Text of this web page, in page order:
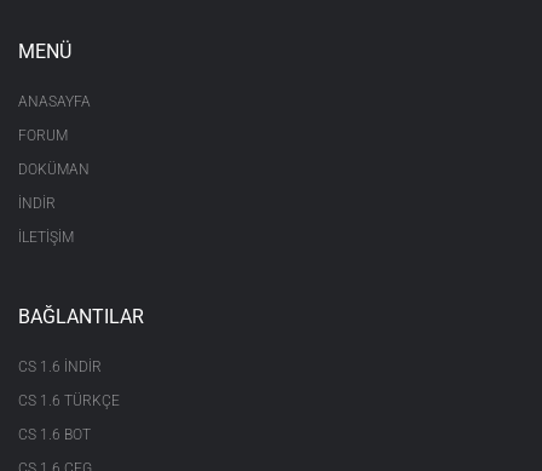
MENÜ
ANASAYFA
FORUM
DOKÜMAN
İNDİR
İLETİŞİM
BAĞLANTILAR
CS 1.6 INDIR
CS 1.6 TÜRKÇE
CS 1.6 BOT